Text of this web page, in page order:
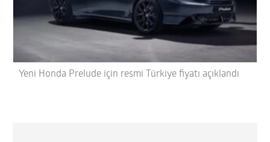
Yeni Honda Prelude için resmi Türkiye fiyatı açıklandı